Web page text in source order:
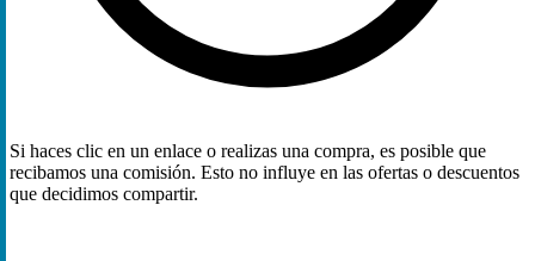
Si haces clic en un enlace o realizas una compra, es posible que
recibamos una comisión. Esto no influye en las ofertas o descuentos
que decidimos compartir.